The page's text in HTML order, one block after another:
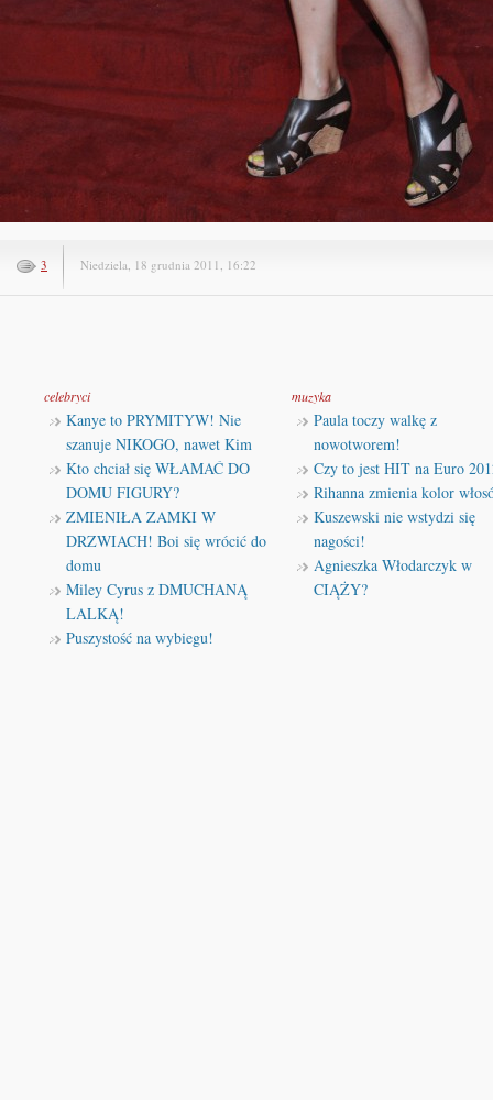
3 Niedziela, 18 grudnia 2011, 16:22
celebryci
Kanye to PRYMITYW! Nie
szanuje NIKOGO, nawet Kim
Kto chciał się WŁAMAĆ DO
DOMU FIGURY?
ZMIENIŁA ZAMKI W
DRZWIACH! Boi się wrócić do
domu
Miley Cyrus z DMUCHANĄ
LALKĄ!
Puszystość na wybiegu!
muzyka
Paula toczy walkę z
nowotworem!
Czy to jest HIT na Euro
Rihanna zmienia kolor
Kuszewski nie wstydzi się
nagości!
Agnieszka Włodarczyk w
CIĄŻY?